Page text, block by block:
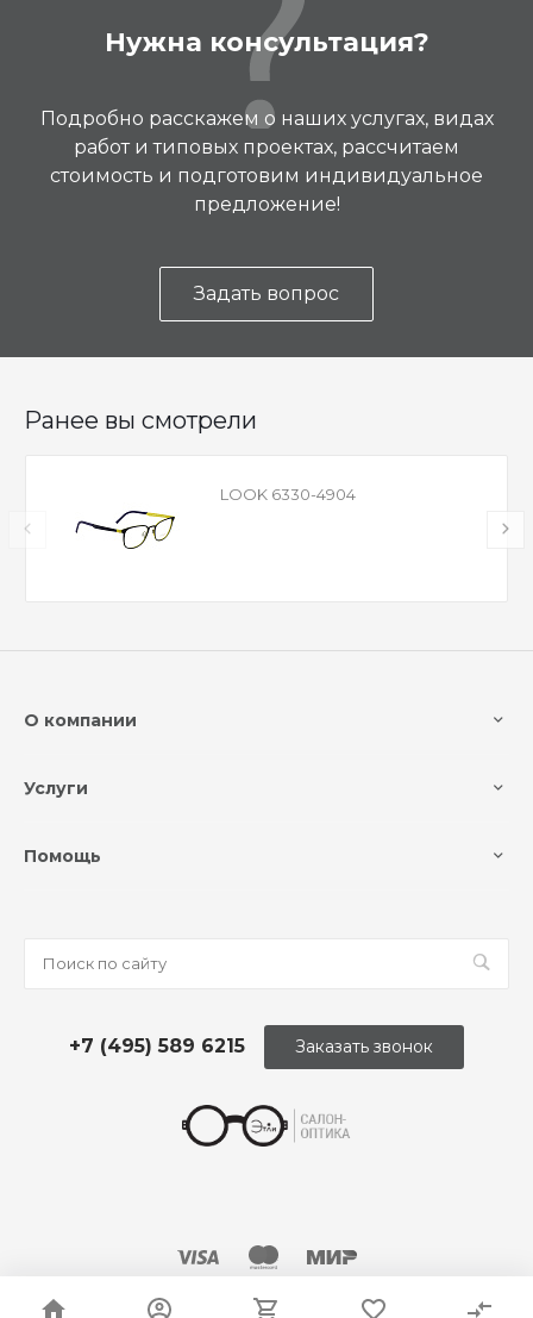
Нужна консультация?
Подробно расскажем о наших услугах, видах
работ и типовых проектах, рассчитаем
стоимость и подготовим индивидуальное
предложение!
Задать вопрос
Ранее вы смотрели
LOOK 6330-4904
О компании
Услуги
Помощь
+7 (495) 589 6215 Заказать звонок